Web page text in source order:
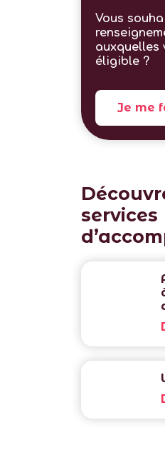
Vous
auxquelles
éligible ?
Je me
services